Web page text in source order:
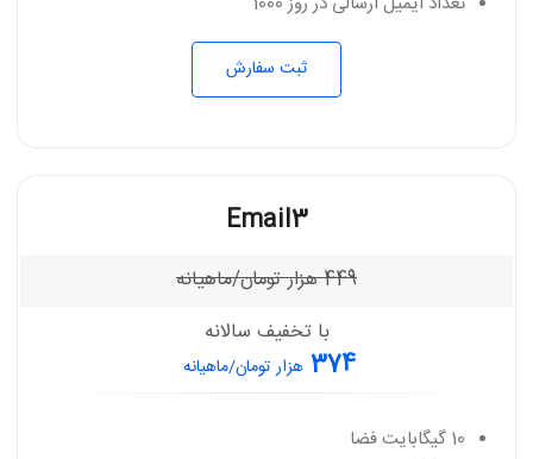
ثبت سفارش
Email3
449هزار تومان/ماهیانه
با تخفیف سالانه
374 هزار تومان/ماهیانه
10 گیگابایت فضا